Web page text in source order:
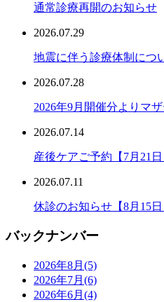
通常診療再開のお知らせ
2026.07.29
地震に伴う診療体制につ
2026.07.28
2026年9月開催分よりマ
2026.07.14
産後ケアご予約【7月21
2026.07.11
休診のお知らせ【8月15日
バックナンバー
2026年8月 (5)
2026年7月 (6)
2026年6月 (4)